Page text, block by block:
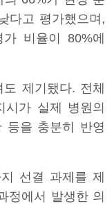
다고 평가했으며,
비율이 80%에
제기됐다. 전체
가 실제 병원의
등을 충분히 반영
선결 과제를 제
정에서 발생한 의